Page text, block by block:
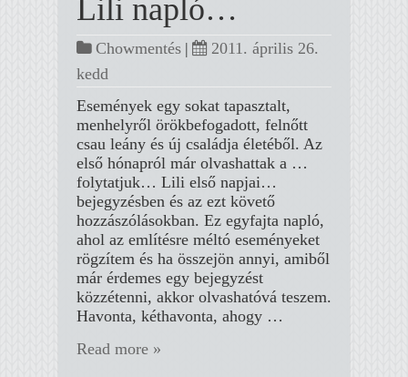
Lili napló…
Chowmentés |
2011. április 26.
kedd
Események egy sokat tapasztalt,
menhelyről örökbefogadott, felnőtt
csau leány és új családja életéből. Az
első hónapról már olvashattak a …
folytatjuk… Lili első napjai…
bejegyzésben és az ezt követő
hozzászólásokban. Ez egyfajta napló,
ahol az említésre méltó eseményeket
rögzítem és ha összejön annyi, amiből
már érdemes egy bejegyzést
közzétenni, akkor olvashatóvá teszem.
Havonta, kéthavonta, ahogy …
Read more »